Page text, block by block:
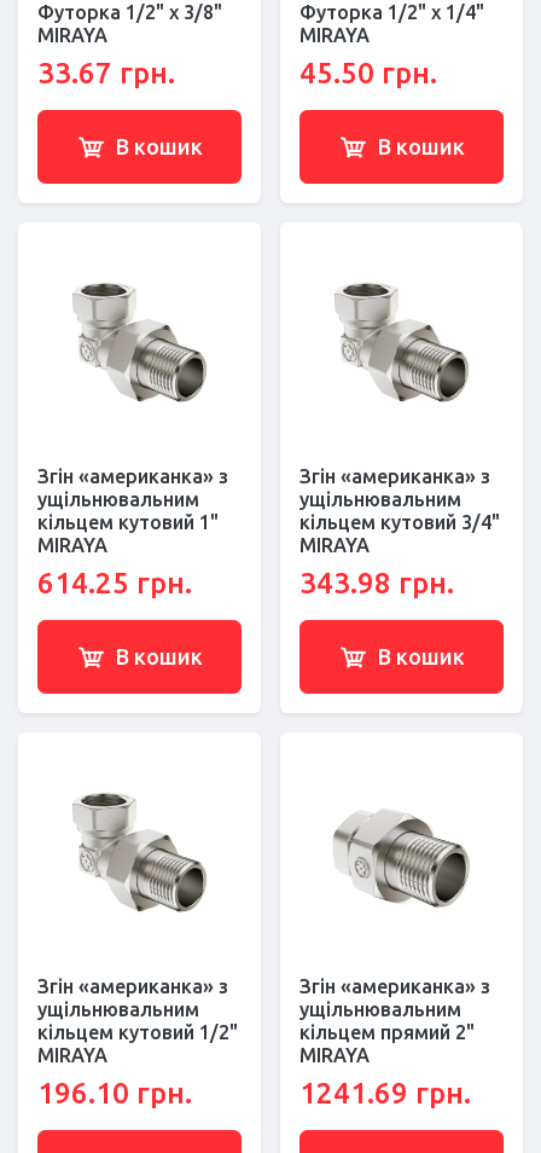
Футорка 1/2" x 3/8"
MIRAYA
33.67 грн.
В кошик
Футорка 1/2" x 1/4"
MIRAYA
45.50 грн.
В кошик
Згін «американка» з
ущільнювальним
кільцем кутовий 1"
MIRAYA
614.25 грн.
В кошик
Згін «американка» з
ущільнювальним
кільцем кутовий 3/4"
MIRAYA
343.98 грн.
В кошик
Згін «американка» з
ущільнювальним
кільцем кутовий 1/2"
MIRAYA
196.10 грн.
Згін «американка» з
ущільнювальним
кільцем прямий 2"
MIRAYA
1241.69 грн.